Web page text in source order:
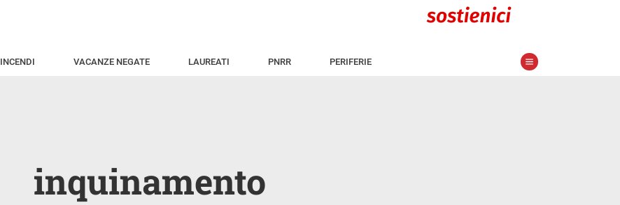
INCENDI VACANZE NEGATE LAUREATI PNRR PERIFERIE
inquinamento